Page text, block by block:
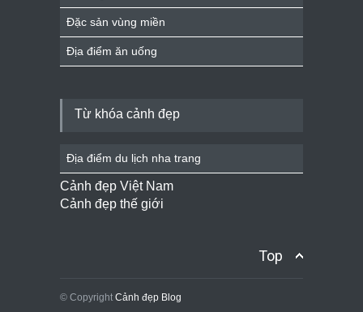
Đặc sản vùng miền
Địa điểm ăn uống
Từ khóa cảnh đẹp
Địa điểm du lịch nha trang
Cảnh đẹp Việt Nam
Cảnh đẹp thế giới
Top
© Copyright Cảnh đẹp Blog